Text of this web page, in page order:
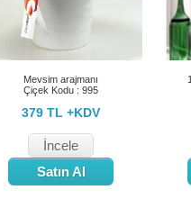
Mevsim arajmanı
Çiçek Kodu : 995
379 TL +KDV
İncele
Satın Al